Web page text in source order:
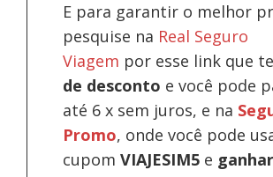
E para garantir o melhor
pesquise na Real Seguro
Viagem por esse link que te
de desconto e você pode
até 6 x sem juros, e na
Promo, onde você pode
cupomVIAJESIM5 e